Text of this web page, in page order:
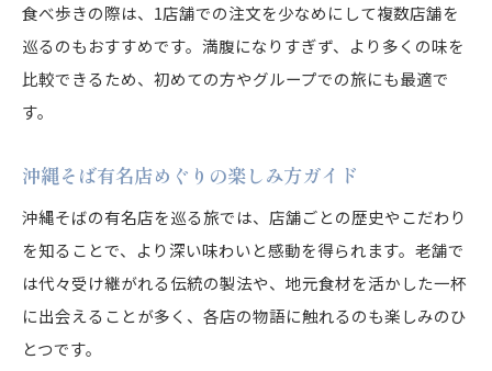
食べ歩きの際は、1店舗での注文を少なめにして複数店舗を
巡るのもおすすめです。満腹になりすぎず、より多くの味を
比較できるため、初めての方やグループでの旅にも最適で
す。
沖縄そば有名店めぐりの楽しみ方ガイド
沖縄そばの有名店を巡る旅では、店舗ごとの歴史やこだわり
を知ることで、より深い味わいと感動を得られます。老舗で
は代々受け継がれる伝統の製法や、地元食材を活かした一杯
に出会えることが多く、各店の物語に触れるのも楽しみのひ
とつです。